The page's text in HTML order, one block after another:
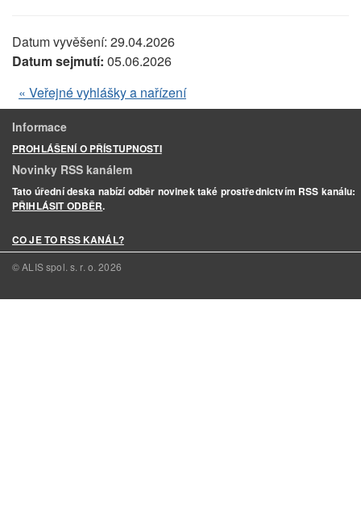
Datum vyvěšení: 29.04.2026
Datum sejmutí: 05.06.2026
« Veřejné vyhlášky a nařízení
Informace
PROHLÁŠENÍ O PŘÍSTUPNOSTI
Novinky RSS kanálem
Tato úřední deska nabízí odběr novinek také prostřednictvím RSS kanálu:
PŘIHLÁSIT ODBĚR.
CO JE TO RSS KANÁL?
© ALIS spol. s. r. o.2026